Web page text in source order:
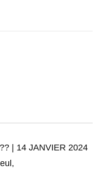
| 14 JANVIER 2024